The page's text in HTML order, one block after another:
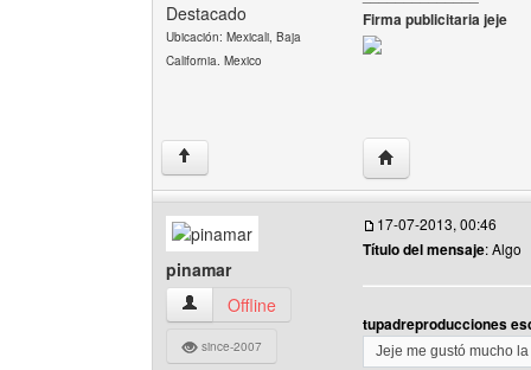
Destacado
Ubicación: Mexicali, Baja
California. Mexico
Firma publicitaria jeje
↑ Visitar sitio web del
pinamar
pinamar Ver perfil del usuario
Offline
since-2007
17-07-2013, 00:46
Título del mensaje: Algo
tupadreproducciones
Jeje me gustó mucho